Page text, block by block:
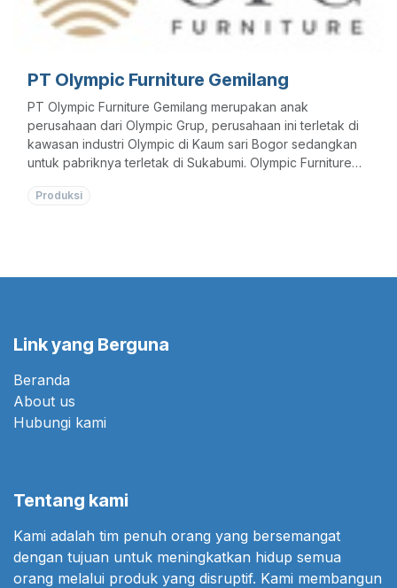
PT Olympic Furniture Gemilang
PT Olympic Furniture Gemilang merupakan anak
perusahaan dari Olympic Grup, perusahaan ini terletak di
kawasan industri Olympic di Kaum sari Bogor sedangkan
untuk pabriknya terletak di Sukabumi. Olympic Furniture
Manufacturing furniture.
Produksi
Link yang Berguna
Beranda
About us
Hubungi kami
Tentang kami
Kami adalah tim penuh orang yang bersemangat
dengan tujuan untuk meningkatkan hidup semua
orang melalui produk yang disruptif. Kami membangun